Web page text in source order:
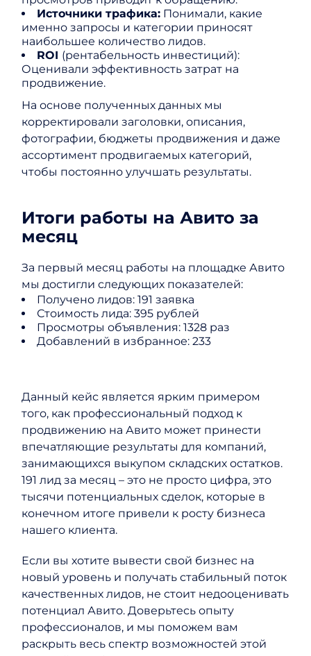
Источники трафика:Понимали, какие
именно запросы и категории приносят
наибольшее количество лидов.
ROI (рентабельность инвестиций):
Оценивали эффективность затрат на
продвижение.
На основе полученных данных мы
корректировали заголовки, описания,
фотографии, бюджеты продвижения и даже
ассортимент продвигаемых категорий,
чтобы постоянно улучшать результаты.
Итоги работы на Авито за
месяц
За первый месяц работы на площадке Авито
мы достигли следующих показателей:
Получено лидов: 191 заявка
Стоимость лида: 395 рублей
Просмотры объявления: 1328 раз
Добавлений в избранное: 233
Данный кейс является ярким примером
того, как профессиональный подход к
продвижению на Авито может принести
впечатляющие результаты для компаний,
занимающихся выкупом складских остатков.
191 лид за месяц – это не просто цифра, это
тысячи потенциальных сделок, которые в
конечном итоге привели к росту бизнеса
нашего клиента.
Если вы хотите вывести свой бизнес на
новый уровень и получать стабильный поток
качественных лидов, не стоит недооценивать
потенциал Авито. Доверьтесь опыту
профессионалов, и мы поможем вам
раскрыть весь спектр возможностей этой